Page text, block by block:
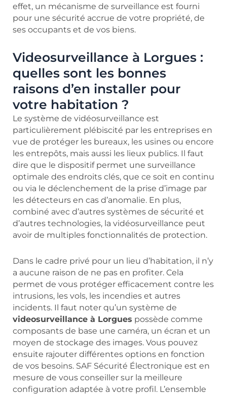
effet, un mécanisme de surveillance est fourni
pour une sécurité accrue de votre propriété, de
ses occupants et de vos biens.
Videosurveillance à Lorgues :
quelles sont les bonnes
raisons d’en installer pour
votre habitation ?
Le système de vidéosurveillance est
particulièrement plébiscité par les entreprises en
vue de protéger les bureaux, les usines ou encore
les entrepôts, mais aussi les lieux publics. Il faut
dire que le dispositif permet une surveillance
optimale des endroits clés, que ce soit en continu
ou via le déclenchement de la prise d’image par
les détecteurs en cas d’anomalie. En plus,
combiné avec d’autres systèmes de sécurité et
d’autres technologies, la vidéosurveillance peut
avoir de multiples fonctionnalités de protection.
Dans le cadre privé pour un lieu d’habitation, il n’y
a aucune raison de ne pas en profiter. Cela
permet de vous protéger efficacement contre les
intrusions, les vols, les incendies et autres
incidents. Il faut noter qu’un système de
videosurveillance à Lorgues possède comme
composants de base une caméra, un écran et un
moyen de stockage des images. Vous pouvez
ensuite rajouter différentes options en fonction
de vos besoins. SAF Sécurité Électronique est en
mesure de vous conseiller sur la meilleure
configuration adaptée à votre profil. L’ensemble